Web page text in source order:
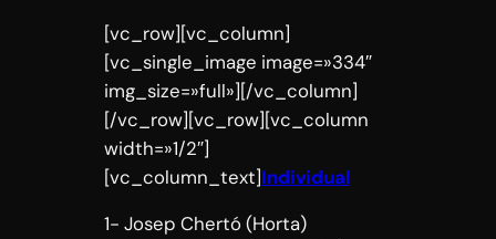
[vc_row][vc_column]
[vc_single_image image=»334″
img_size=»full»][/vc_column]
[/vc_row][vc_row][vc_column
width=»1/2″]
[vc_column_text]Individual
1- Josep Chertó (Horta)